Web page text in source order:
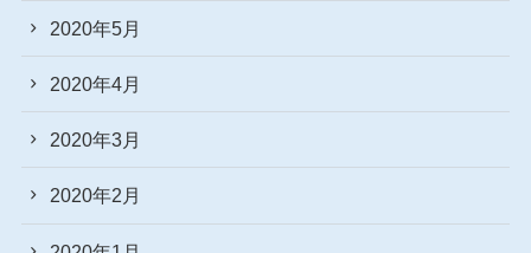
2020年5月
2020年4月
2020年3月
2020年2月